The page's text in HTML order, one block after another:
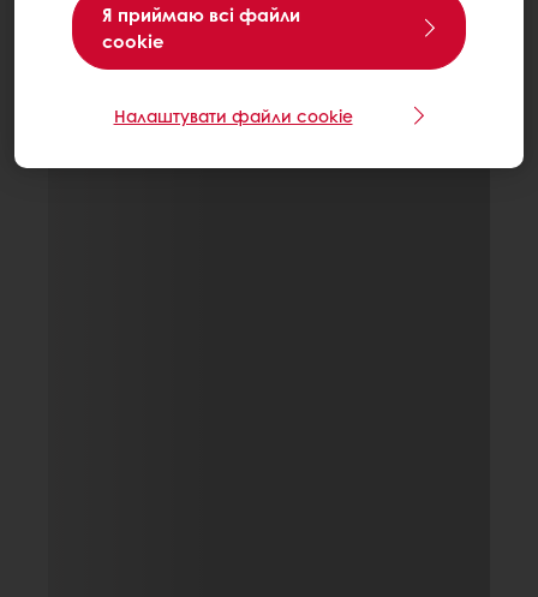
Я приймаю всі файли
cookie
Налаштувати файли cookie